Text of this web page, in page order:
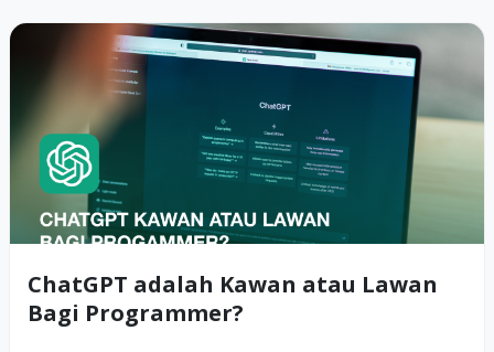
ChatGPT adalah Kawan atau Lawan
Bagi Programmer?